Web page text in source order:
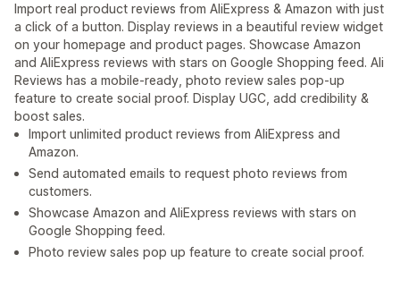
Import real product reviews from AliExpress & Amazon with just
a click of a button. Display reviews in a beautiful review widget
on your homepage and product pages. Showcase Amazon
and AliExpress reviews with stars on Google Shopping feed. Ali
Reviews has a mobile-ready, photo review sales pop-up
feature to create social proof. Display UGC, add credibility &
boost sales.
Import unlimited product reviews from AliExpress and
Amazon.
Send automated emails to request photo reviews from
customers.
Showcase Amazon and AliExpress reviews with stars on
Google Shopping feed.
Photo review sales pop up feature to create social proof.